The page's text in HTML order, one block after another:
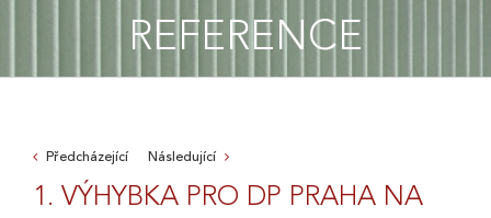
REFERENCE
Předcházející Následující
1. VÝHYBKA PRO DP PRAHA NA